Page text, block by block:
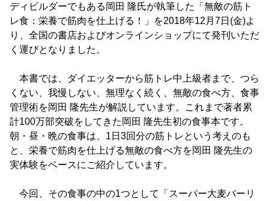
ディビルダーでもある岡田 隆氏が執筆した「無敵の筋ト
レ食：栄養で筋肉を仕上げる！」を2018年12月7日(金)よ
り、全国の書店およびオンラインショップにて発刊いただ
く運びとなりました。
本書では、ダイエッターから筋トレ中上級者まで、つら
くない、我慢しない、無理なく続く、無敵の食べ方、食事
管理術を岡田 隆先生が解説しています。これまで著者累
計100万部突破をしてきた岡田 隆先生初の食事本です。
朝・昼・晩の食事は、1日3回分の筋トレという考えのも
と、栄養で筋肉を仕上げる無敵の食べ方を岡田 隆先生の
実体験をベースにご紹介しています。
今回、その食事の中の1つとして「スーパー大麦バーリ